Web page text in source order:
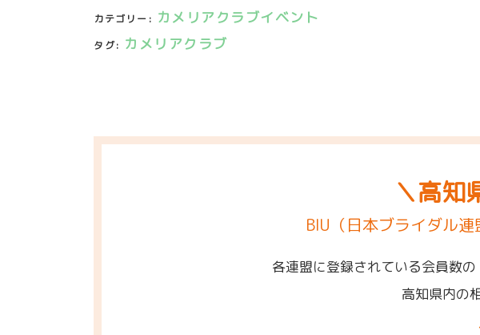
カテゴリー: カメリアクラブイベント
タグ: カメリアクラブ
＼高知
BIU（日本ブライダル
各連盟に登録されている会員数の
高知県内の